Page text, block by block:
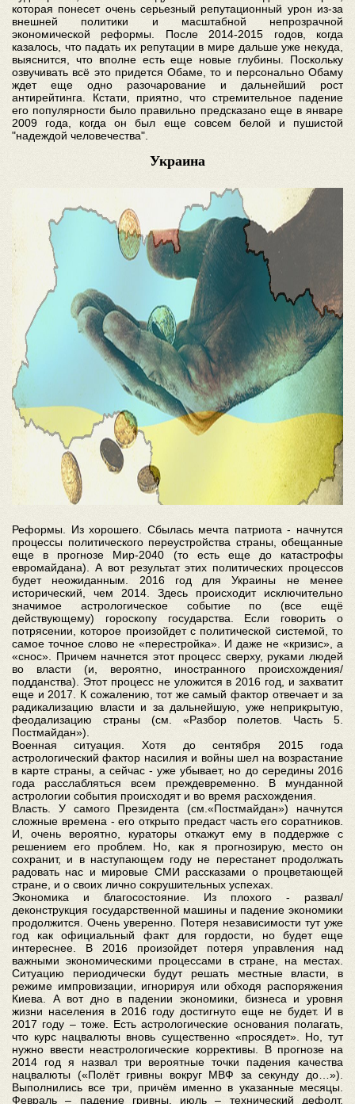
которая понесет очень серьезный репутационный урон из-за
внешней политики и масштабной непрозрачной
экономической реформы. После 2014-2015 годов, когда
казалось, что падать их репутации в мире дальше уже некуда,
выяснится, что вполне есть еще новые глубины. Поскольку
озвучивать всё это придется Обаме, то и персонально Обаму
ждет еще одно разочарование и дальнейший рост
антирейтинга. Кстати, приятно, что стремительное падение
его популярности было правильно предсказано еще в январе
2009 года, когда он был еще совсем белой и пушистой
"надеждой человечества".
Украина
Реформы. Из хорошего. Сбылась мечта патриота - начнутся
процессы политического переустройства страны, обещанные
еще в прогнозе Мир-2040 (то есть еще до катастрофы
евромайдана). А вот результат этих политических процессов
будет неожиданным. 2016 год для Украины не менее
исторический, чем 2014. Здесь происходит исключительно
значимое астрологическое событие по (все ещё
действующему) гороскопу государства. Если говорить о
потрясении, которое произойдет с политической системой, то
самое точное слово не «перестройка». И даже не «кризис», а
«снос». Причем начнется этот процесс сверху, руками людей
во власти (и, вероятно, иностранного происхождения/
подданства). Этот процесс не уложится в 2016 год, и захватит
еще и 2017. К сожалению, тот же самый фактор отвечает и за
радикализацию власти и за дальнейшую, уже неприкрытую,
феодализацию страны (см. «Разбор полетов. Часть 5.
Постмайдан»).
Военная ситуация. Хотя до сентября 2015 года
астрологический фактор насилия и войны шел на возрастание
в карте страны, а сейчас - уже убывает, но до середины 2016
года расслабляться всем преждевременно. В мунданной
астрологии события происходят и во время расхождения.
Власть. У самого Президента (см.«Постмайдан») начнутся
сложные времена - его открыто предаст часть его соратников.
И, очень вероятно, кураторы откажут ему в поддержке с
решением его проблем. Но, как я прогнозирую, место он
сохранит, и в наступающем году не перестанет продолжать
радовать нас и мировые СМИ рассказами о процветающей
стране, и о своих лично сокрушительных успехах.
Экономика и благосостояние. Из плохого - развал/
деконструкция государственной машины и падение экономики
продолжится. Очень уверенно. Потеря независимости тут уже
год как официальный факт для гордости, но будет еще
интереснее. В 2016 произойдет потеря управления над
важными экономическими процессами в стране, на местах.
Ситуацию периодически будут решать местные власти, в
режиме импровизации, игнорируя или обходя распоряжения
Киева. А вот дно в падении экономики, бизнеса и уровня
жизни населения в 2016 году достигнуто еще не будет. И в
2017 году – тоже. Есть астрологические основания полагать,
что курс нацвалюты вновь существенно «просядет». Но, тут
нужно ввести неастрологические коррективы. В прогнозе на
2014 год я назвал три вероятные точки падения качества
нацвалюты («Полёт гривны вокруг МВФ за секунду до…»).
Выполнились все три, причём именно в указанные месяцы.
Февраль – падение гривны, июль – технический дефолт,